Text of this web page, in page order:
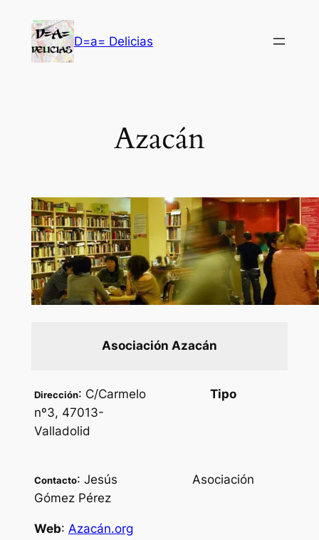
contenido
D=a= Delicias
Azacán
Asociación Azacán
Dirección: C/Carmelo
nº3, 47013-
Valladolid
Tipo
Contacto: Jesús
Gómez Pérez
Web: Azacán.org
Asociación